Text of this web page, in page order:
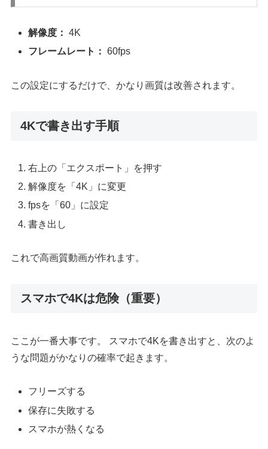
解像度： 4K
フレームレート： 60fps
この設定にするだけで、かなり画質は改善されます。
4Kで書き出す手順
右上の「エクスポート」を押す
解像度を「4K」に変更
fpsを「60」に設定
書き出し
これで高画質動画が作れます。
スマホで4Kは危険（重要）
ここが一番大事です。 スマホで4Kを書き出すと、次のよ
うな問題がかなりの確率で起きます。
フリーズする
保存に失敗する
スマホが熱くなる